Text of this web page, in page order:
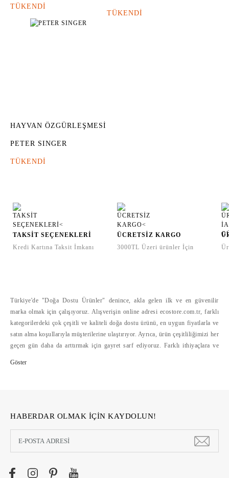
TÜKENDİ
TÜKENDİ
HAYVAN ÖZGÜRLEŞMESİ
PETER SINGER
TÜKENDİ
TAKSİT SEÇENEKLERİ
Kredi Kartına Taksit İmkanı
ÜCRETSİZ KARGO
3000TL Üzeri ürünler İçin
Türkiye'de "Doğa Dostu Ürünler" denince, akla gelen ilk ve en güvenilir
marka olmak için çalışıyoruz. Alışverişin online adresi ecostore.com.tr, farklı
kategorilerdeki çok çeşitli ve kaliteli doğa dostu ürünü, en uygun fiyatlarla ve
satın alma koşullarıyla müşterilerine ulaştırıyor. Ayrıca, ürün çeşitliliğimizi her
geçen gün daha da arttırmak için gayret sarf ediyoruz. Farklı ithiyaçlara ve
HABERDAR OLMAK İÇİN KAYDOLUN!